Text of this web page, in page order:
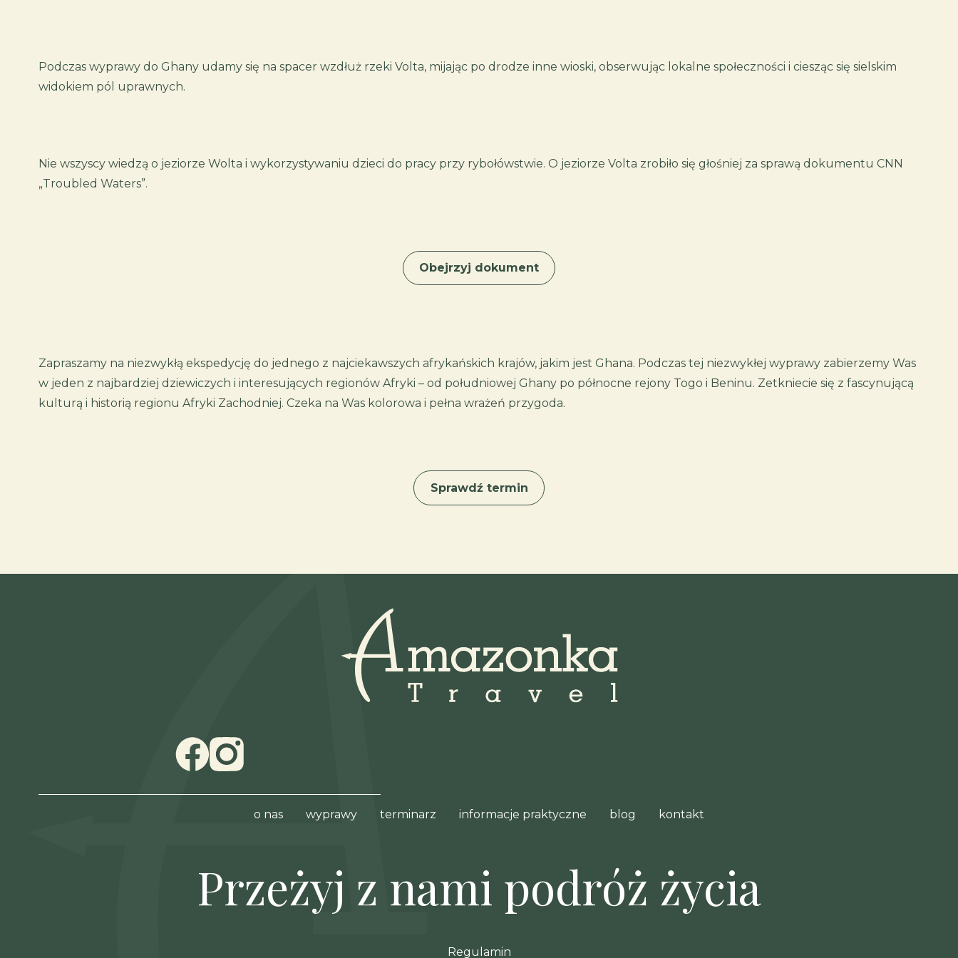
Podczas wyprawy do Ghany udamy się na spacer wzdłuż rzeki Volta, mijając po drodze inne wioski, obserwując lokalne społeczności i ciesząc się sielskim
widokiem pól uprawnych.
Nie wszyscy wiedzą o jeziorze Wolta i wykorzystywaniu dzieci do pracy przy rybołówstwie. O jeziorze Volta zrobiło się głośniej za sprawą dokumentu CNN
„Troubled Waters”.
Obejrzyj dokument
Zapraszamy na niezwykłą ekspedycję do jednego z najciekawszych afrykańskich krajów, jakim jest Ghana. Podczas tej niezwykłej wyprawy zabierzemy Was
w jeden z najbardziej dziewiczych i interesujących regionów Afryki – od południowej Ghany po północne rejony Togo i Beninu. Zetkniecie się z fascynującą
kulturą i historią regionu Afryki Zachodniej. Czeka na Was kolorowa i pełna wrażeń przygoda.
Sprawdź termin
FacebookInstagram
o nas wyprawy terminarz informacje praktyczne blog kontakt
Przeżyj z nami podróż życia
Regulamin